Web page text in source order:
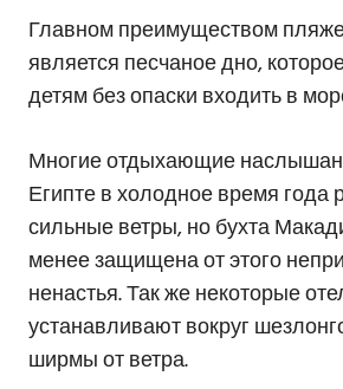
Главном преимуществом
является песчаное дно,
детям без опаски входить в
Многие отдыхающие
Египте в холодное время года
сильные ветры, но бухта
менее защищена от этого
ненастья. Так же некоторые
устанавливают вокруг
ширмы от ветра.